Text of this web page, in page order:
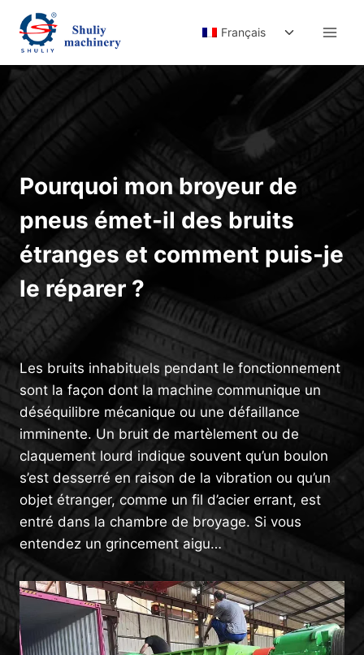
contenu
Français
Ouvrir/
menu
enfant
Pourquoi mon broyeur de
pneus émet-il des bruits
étranges et comment puis-je
le réparer ?
Les bruits inhabituels pendant le fonctionnement
sont la façon dont la machine communique un
déséquilibre mécanique ou une défaillance
imminente. Un bruit de martèlement ou de
claquement lourd indique souvent qu’un boulon
s’est desserré en raison de la vibration ou qu’un
objet étranger, comme un fil d’acier errant, est
entré dans la chambre de broyage. Si vous
entendez un grincement aigu…